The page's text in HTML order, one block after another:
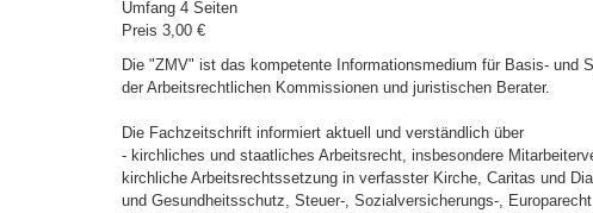
Umfang 4 Seiten
Preis 3,00 €
Die "ZMV" ist das kompetente Informationsmedium für Basis- und
der Arbeitsrechtlichen Kommissionen und juristischen Berater.
Die Fachzeitschrift informiert aktuell und verständlich über
- kirchliches und staatliches Arbeitsrecht, insbesondere
kirchliche Arbeitsrechtssetzung in verfasster Kirche, Caritas und
und Gesundheitsschutz, Steuer-, Sozialversicherungs-,